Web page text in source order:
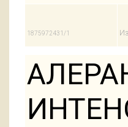
1875972431/1